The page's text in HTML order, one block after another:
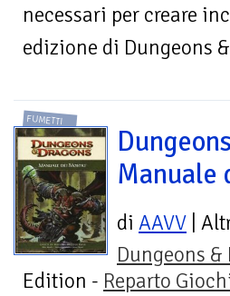
necessari per creare
edizione di Dungeons
FUMETTI
Manuale
di AAVV |
Dungeons &
Edition - Reparto